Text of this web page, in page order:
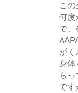
この
何度
で、
がく
身体
ら
です